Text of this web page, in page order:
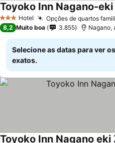
3 EstrelasHotel Opções de quartos
Toyoko Inn Nagano-
8,2 Muito boa 3.855 Nagano,
Selecione as datas para ver
exatos.
Toyoko Inn Nagano